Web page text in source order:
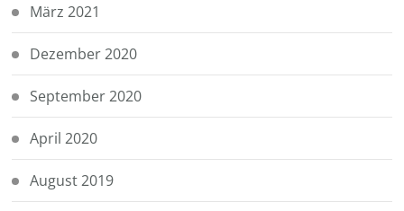
März 2021
Dezember 2020
September 2020
April 2020
August 2019